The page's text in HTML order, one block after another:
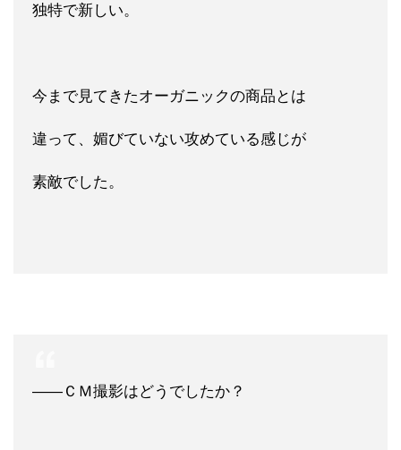
独特で新しい。
今まで見てきたオーガニックの商品とは
違って、媚びていない攻めている感じが
素敵でした。
――ＣＭ撮影はどうでしたか？